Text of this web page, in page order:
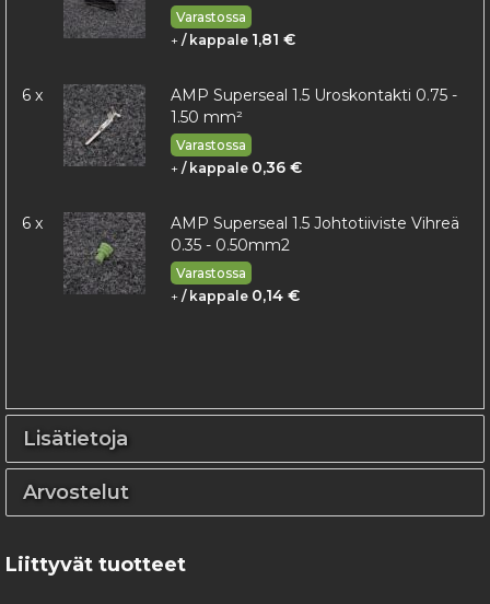
Varastossa
+ / kappale 1,81 €
6 x
AMP Superseal 1.5 Uroskontakti 0.75 -
1.50 mm²
Varastossa
+ / kappale 0,36 €
6 x
AMP Superseal 1.5 Johtotiiviste Vihreä
0.35 - 0.50mm2
Varastossa
+ / kappale 0,14 €
Lisätietoja
Arvostelut
Liittyvät tuotteet